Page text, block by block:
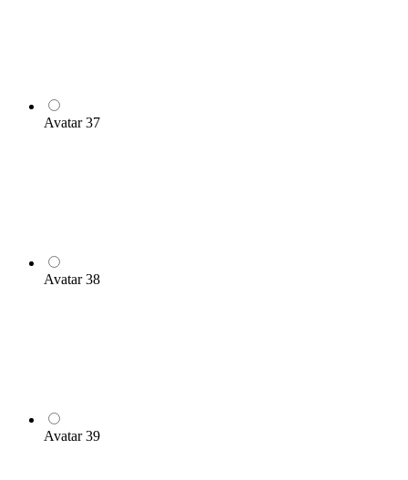
Avatar 37
Avatar 38
Avatar 39